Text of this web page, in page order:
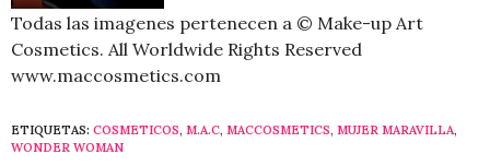
Todas las imagenes pertenecen a © Make-up Art
Cosmetics. All Worldwide Rights Reserved
www.maccosmetics.com
ETIQUETAS: COSMETICOS, M.A.C, MACCOSMETICS, MUJER MARAVILLA,
WONDER WOMAN